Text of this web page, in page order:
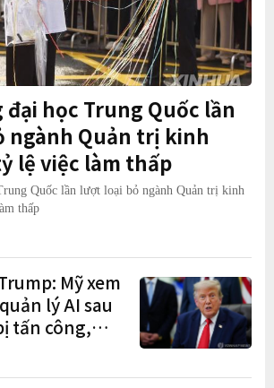
đại học Trung Quốc lần
ngành Quản trị kinh
lệ việc làm thấp
Quốc lần lượt loại bỏ ngành Quản trị kinh
thấp
Mỹ xem
lý AI sau
tấn công,
trọng để duy
Trung Quốc